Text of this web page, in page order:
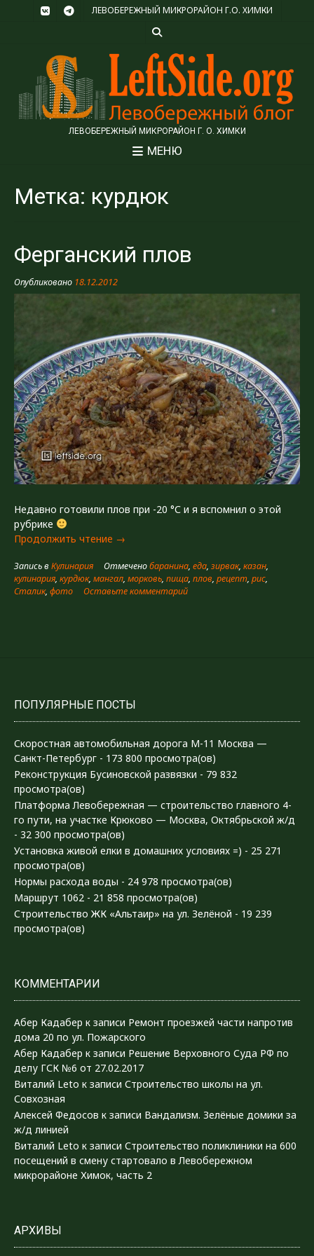
ЛЕВОБЕРЕЖНЫЙ МИКРОРАЙОН Г.О. ХИМКИ
ЛЕВОБЕРЕЖНЫЙ МИКРОРАЙОН Г. О. ХИМКИ
МЕНЮ
Метка: курдюк
Ферганский плов
Опубликовано 18.12.2012
Недавно готовили плов при -20 °С и я вспомнил о этой
рубрике
Продолжить чтение «Ферганский
→
Запись в Кулинария Отмеченобаранина, еда, зирвак, казан,
кулинария, курдюк, мангал, морковь, пища, плов, рецепт, рис,
Сталик, фото Оставьте комментарий
ПОПУЛЯРНЫЕ ПОСТЫ
Скоростная автомобильная дорога М-11 Москва —
Санкт-Петербург - 173 800 просмотра(ов)
Реконструкция Бусиновской развязки - 79 832
просмотра(ов)
Платформа Левобережная — строительство главного 4-
го пути, на участке Крюково — Москва, Октябрьской ж/д
- 32 300 просмотра(ов)
Установка живой елки в домашних условиях =) - 25 271
просмотра(ов)
Нормы расхода воды - 24 978 просмотра(ов)
Маршрут 1062 - 21 858 просмотра(ов)
Строительство ЖК «Альтаир» на ул. Зелёной - 19 239
просмотра(ов)
КОММЕНТАРИИ
Абер Кадабер к записи Ремонт проезжей части напротив
дома 20 по ул. Пожарского
Абер Кадабер к записи Решение Верховного Суда РФ по
делу ГСК №6 от 27.02.2017
Виталий Leto к записи Строительство школы на ул.
Совхозная
Алексей Федосов к записи Вандализм. Зелёные домики за
ж/д линией
Виталий Leto к записи Строительство поликлиники на 600
посещений в смену стартовало в Левобережном
микрорайоне Химок, часть 2
АРХИВЫ